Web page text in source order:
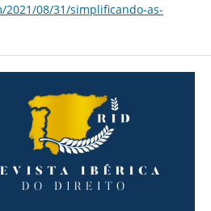
08/31/simplificando-as-